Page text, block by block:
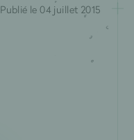
Publié le 04 juillet 2015